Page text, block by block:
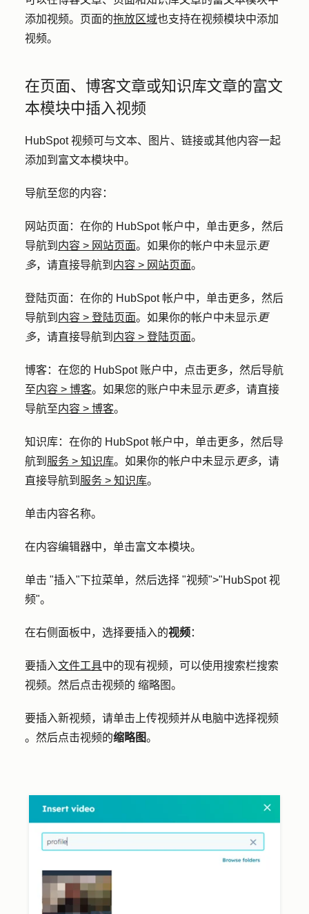
添加视频。页面的拖放区域也支持在视频模块中添加
视频。
在页面、博客文章或知识库文章的富文
本模块中插入视频
HubSpot 视频可与文本、图片、链接或其他内容一起
添加到富文本模块中。
导航至您的内容：
网站页面 ：在你的 HubSpot 帐户中，单击更多，然后
导航到 内容 > 网站页面。如果你的帐户中未显示 更
多，请直接导航到 内容 > 网站页面。
登陆页面 ：在你的 HubSpot 帐户中，单击更多，然后
导航到 内容 > 登陆页面。如果你的帐户中未显示 更
多，请直接导航到 内容 > 登陆页面。
博客：在您的 HubSpot 账户中，点击更多，然后导航
至内容 > 博客。如果您的账户中未显示 更多，请直接
导航至内容 > 博客。
知识库：在你的 HubSpot 帐户中，单击更多，然后导
航到 服务 > 知识库。如果你的帐户中未显示 更多，请
直接导航到 服务 > 知识库。
单击内容名称。
在内容编辑器中，单击富文本模块。
单击 "插入"下拉菜单，然后选择 "视频">"HubSpot 视
频"。
在右侧面板中，选择要插入的视频：
要插入文件工具中的现有视频，可以使用搜索栏搜索
视频。然后点击视频的 缩略图。
要插入新视频，请单击 上传视频并从电脑中选择视频
。然后点击视频的缩略图。